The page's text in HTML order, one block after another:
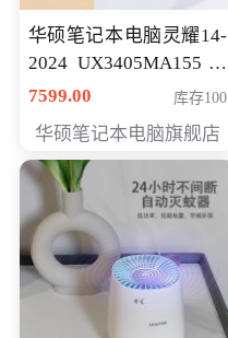
华硕笔记本电脑灵耀14-
2024 UX3405MA155冰
川银 oled 智慧轻薄本 会
7599.00 库存100
华硕笔记本电脑旗舰店